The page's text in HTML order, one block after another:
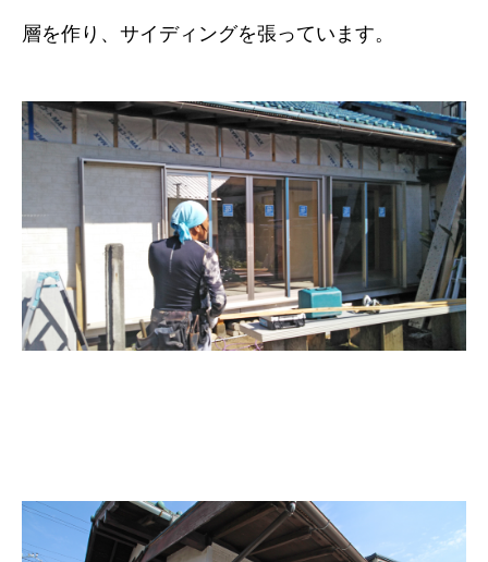
層を作り、サイディングを張っています。